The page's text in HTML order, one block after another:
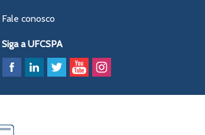
Fale conosco
Siga a UFCSPA